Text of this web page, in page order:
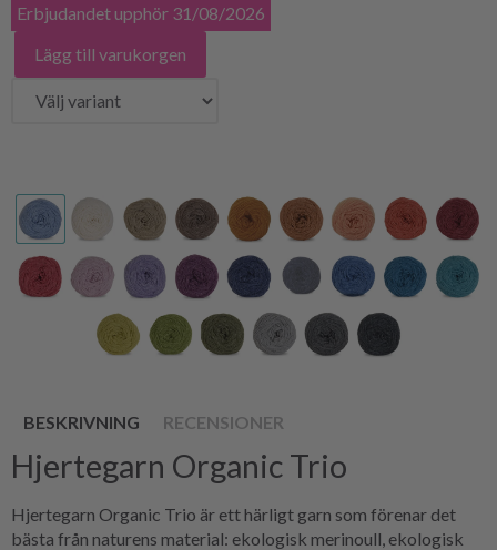
Erbjudandet upphör 31/08/2026
Lägg till varukorgen
BESKRIVNING RECENSIONER
Hjertegarn Organic Trio
Hjertegarn Organic Trio är ett härligt garn som förenar det
bästa från naturens material: ekologisk merinoull, ekologisk